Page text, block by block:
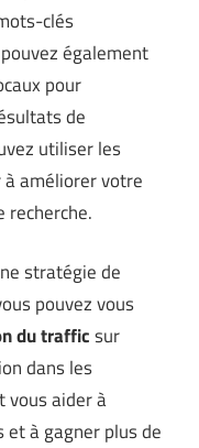
clés
également
pour
de
utiliser les
améliorer votre
recherche.
stratégie de
pouvez vous
du trafficsur
dans les
vous aider à
à gagner plus de